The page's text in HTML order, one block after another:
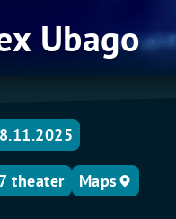
Ubago
theater Maps